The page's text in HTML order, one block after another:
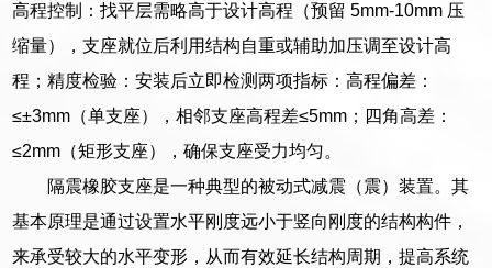
高程控制：找平层需略高于设计高程（预留 5mm-10mm 压
缩量），支座就位后利用结构自重或辅助加压调至设计高
程；精度检验：安装后立即检测两项指标：高程偏差：
≤±3mm（单支座），相邻支座高程差≤5mm；四角高差：
≤2mm（矩形支座），确保支座受力均匀。
隔震橡胶支座是一种典型的被动式减震（震）装置。其
基本原理是通过设置水平刚度远小于竖向刚度的结构构件，
来承受较大的水平变形，从而有效延长结构周期，提高系统